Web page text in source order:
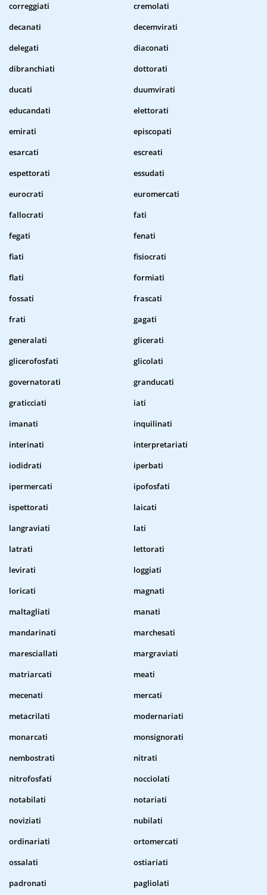
correggiati
cremolati
decanati
decemvirati
delegati
diaconati
dibranchiati
dottorati
ducati
duumvirati
educandati
elettorati
emirati
episcopati
esarcati
escreati
espettorati
essudati
eurocrati
euromercati
fallocrati
fati
fegati
fenati
fiati
fisiocrati
flati
formiati
fossati
frascati
frati
gagati
generalati
glicerati
glicerofosfati
glicolati
governatorati
granducati
graticciati
iati
imanati
inquilinati
interinati
interpretariati
iodidrati
iperbati
ipermercati
ipofosfati
ispettorati
laicati
langraviati
lati
latrati
lettorati
levirati
loggiati
loricati
magnati
maltagliati
manati
mandarinati
marchesati
maresciallati
margraviati
matriarcati
meati
mecenati
mercati
metacrilati
modernariati
monarcati
monsignorati
nembostrati
nitrati
nitrofosfati
nocciolati
notabilati
notariati
noviziati
nubilati
ordinariati
ortomercati
ossalati
ostiariati
padronati
pagliolati